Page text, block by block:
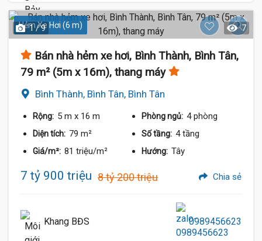
Hẻm Xe Hơi (6 m)
1 / 9 7
Bán nhà hẻm xe hơi, Bình Thành, Bình Tân,
79 m² (5m x 16m), thang máy
Bình Thành, Bình Tân, Bình Tân
Rộng: 5 m x 16 m Phòng ngủ: 4 phòng
Diện tích: 79 m² Số tầng: 4 tầng
Giá/m²: 81 triệu/m² Hướng: Tây
7 tỷ 900 triệu 8 tỷ 200 triệu Chia sẻ
Khang BĐS 0989456623